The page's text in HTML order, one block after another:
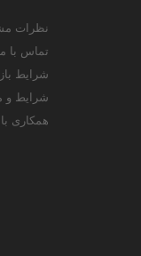
نظرات
تماس با
شرایط
شرایط و
همکاری